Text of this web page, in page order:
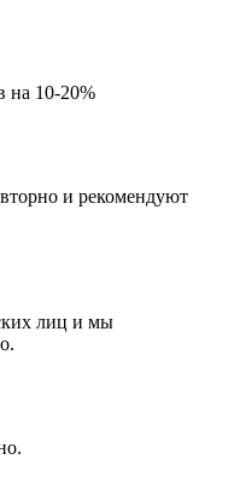
на 10-20%
и рекомендуют
лиц и мы